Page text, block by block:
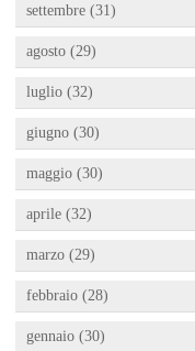
settembre (31)
agosto (29)
luglio (32)
giugno (30)
maggio (30)
aprile (32)
marzo (29)
febbraio (28)
gennaio (30)